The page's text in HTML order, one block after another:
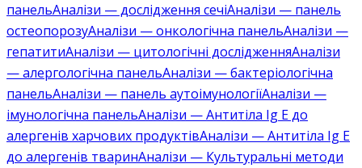
панельАналізи — дослідження сечіАналізи — панель
остеопорозуАналізи — онкологічна панельАналізи —
гепатитиАналізи — цитологічні дослідженняАналізи
— алергологічна панельАналізи — бактеріологічна
панельАналізи — панель аутоімунологіїАналізи —
імунологічна панельАналізи — Антитіла Ig E до
алергенів харчових продуктівАналізи — Антитіла Ig E
до алергенів тваринАналізи — Культуральні методи